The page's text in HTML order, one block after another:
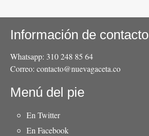
Información de contacto
Whatsapp: 310 248 85 64
Correo: contacto@nuevagaceta.co
Menú del pie
En Twitter
En Facebook